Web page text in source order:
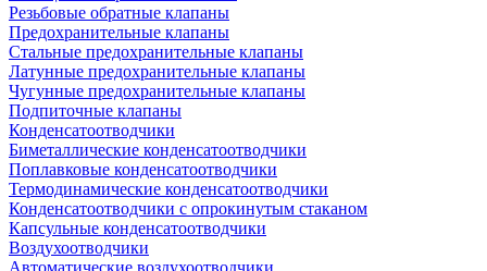
Резьбовые обратные клапаны
Предохранительные клапаны
Стальные предохранительные клапаны
Латунные предохранительные клапаны
Чугунные предохранительные клапаны
Подпиточные клапаны
Конденсатоотводчики
Биметаллические конденсатоотводчики
Поплавковые конденсатоотводчики
Термодинамические конденсатоотводчики
Конденсатоотводчики с опрокинутым стаканом
Капсульные конденсатоотводчики
Воздухоотводчики
Автоматические воздухоотводчики